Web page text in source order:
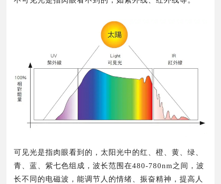
可见光是指肉眼看到的，太阳光中的红、橙、黄、绿、
青、蓝、紫七色组成，波长范围在480-780nm之间，波
长不同的电磁波，能调节人的情绪、振奋精神，提高人